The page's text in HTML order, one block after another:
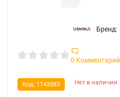
Бренд:
0 Комментарий
Нет в наличии
Код: 1143583